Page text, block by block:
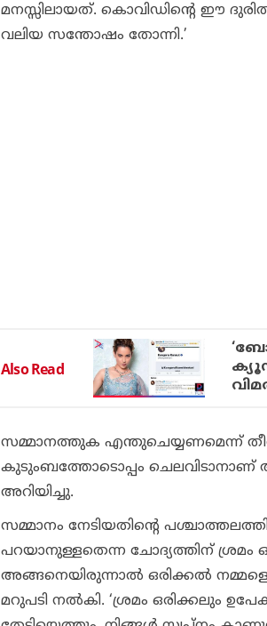
മനസ്സിലായത്. കൊവിഡിന്റെ ഈ
വലിയ സന്തോഷം തോന്നി.’
Also Read
സമ്മാനത്തുക എന്തുചെയ്യണമെന്ന്
കുടുംബത്തോടൊപ്പം ചെലവിടാനാണ്
അറിയിച്ചു.
സമ്മാനം നേടിയതിന്റെ
പറയാനുള്ളതെന്ന ചോദ്യത്തിന് ശ്രമം
അങ്ങനെയിരുന്നാല്‍ ഒരിക്കല്‍ നമ്മളെ
മറുപടി നല്‍കി. ‘ശ്രമം ഒരിക്കലും